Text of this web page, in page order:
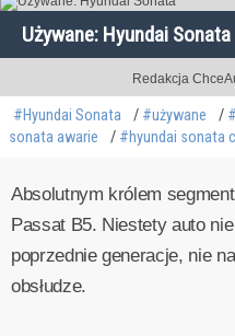
Używane: Hyundai Sonata
Redakcja
#Hyundai Sonata #używane
sonata awarie
#hyundai sonata
Absolutnym królem
Passat B5. Niestety auto
poprzednie generacje, nie
obsłudze.